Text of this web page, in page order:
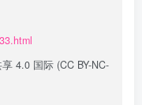
4.0 国际 (CC BY-NC-